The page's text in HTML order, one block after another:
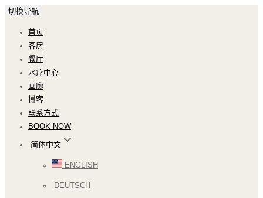
切换导航
首页
客房
餐厅
水疗中心
画廊
博客
联系方式
BOOK NOW
简体中文
ENGLISH
DEUTSCH